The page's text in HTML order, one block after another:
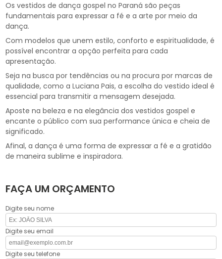
Os vestidos de dança gospel no Paraná são peças
fundamentais para expressar a fé e a arte por meio da
dança.
Com modelos que unem estilo, conforto e espiritualidade, é
possível encontrar a opção perfeita para cada
apresentação.
Seja na busca por tendências ou na procura por marcas de
qualidade, como a Luciana Pais, a escolha do vestido ideal é
essencial para transmitir a mensagem desejada.
Aposte na beleza e na elegância dos vestidos gospel e
encante o público com sua performance única e cheia de
significado.
Afinal, a dança é uma forma de expressar a fé e a gratidão
de maneira sublime e inspiradora.
FAÇA UM ORÇAMENTO
Digite seu nome
Digite seu email
Digite seu telefone